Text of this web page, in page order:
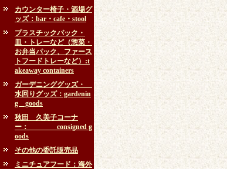
カウンター椅子・酒場グ
ッズ：bar・cafe・stool
プラスチックパック・
皿・トレーなど（惣菜・
お弁当パック、ファース
トフードトレーなど）:t
akeaway containers
ガーデニンググッズ・
水回りグッズ：gardenin
g goods
秋田 久美子コーナ
ー： consigned g
oods
その他の委託販売品
ミニチュアフード：海外